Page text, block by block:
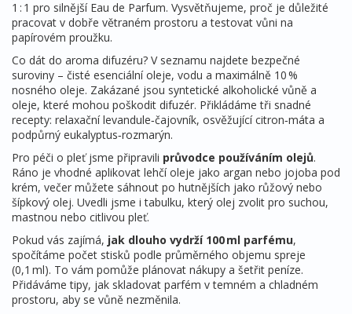
1 : 1 pro silnější Eau de Parfum. Vysvětňujeme, proč je důležité
pracovat v dobře větraném prostoru a testovat vůni na
papírovém proužku.
Co dát do aroma difuzéru? V seznamu najdete bezpečné
suroviny – čisté esenciální oleje, vodu a maximálně 10 %
nosného oleje. Zakázané jsou syntetické alkoholické vůně a
oleje, které mohou poškodit difuzér. Přikládáme tři snadné
recepty: relaxační levandule‑čajovník, osvěžující citron‑máta a
podpůrný eukalyptus‑rozmarýn.
Pro péči o pleť jsme připravili průvodce používáním olejů.
Ráno je vhodné aplikovat lehčí oleje jako argan nebo jojoba pod
krém, večer můžete sáhnout po hutnějších jako růžový nebo
šípkový olej. Uvedli jsme i tabulku, který olej zvolit pro suchou,
mastnou nebo citlivou pleť.
Pokud vás zajímá, jak dlouho vydrží 100 ml parfému,
spočítáme počet stisků podle průměrného objemu spreje
(0,1 ml). To vám pomůže plánovat nákupy a šetřit peníze.
Přidáváme tipy, jak skladovat parfém v temném a chladném
prostoru, aby se vůně nezměnila.